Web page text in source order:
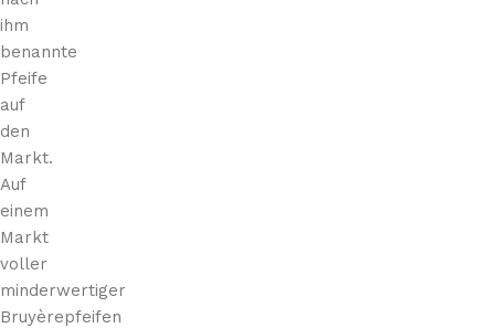
ihm
benannte
Pfeife
auf
den
Markt.
Auf
einem
Markt
voller
minderwertiger
Bruyèrepfeifen